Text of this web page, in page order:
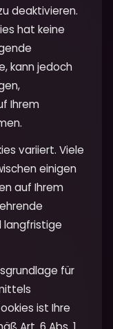
deaktivieren.
hat keine
kann jedoch
Ihrem
variiert. Viele
einigen
auf Ihrem
langfristige
für
ist Ihre